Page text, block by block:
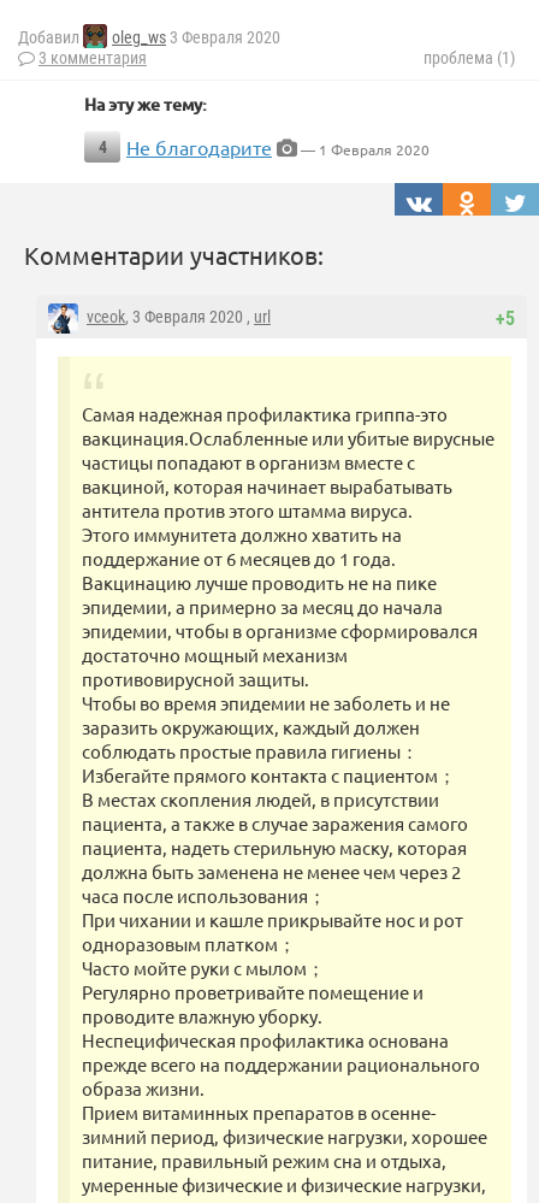
Добавил oleg_ws 3 Февраля 2020
3 комментария
проблема (1)
На эту же тему:
4 Не благодарите — 1 Февраля 2020
Комментарии участников:
+5
vceok, 3 Февраля 2020 , url
Самая надежная профилактика гриппа-это
вакцинация.Ослабленные или убитые вирусные
частицы попадают в организм вместе с
вакциной, которая начинает вырабатывать
антитела против этого штамма вируса.
Этого иммунитета должно хватить на
поддержание от 6 месяцев до 1 года.
Вакцинацию лучше проводить не на пике
эпидемии, а примерно за месяц до начала
эпидемии, чтобы в организме сформировался
достаточно мощный механизм
противовирусной защиты.
Чтобы во время эпидемии не заболеть и не
заразить окружающих, каждый должен
соблюдать простые правила гигиены：
Избегайте прямого контакта с пациентом；
В местах скопления людей, в присутствии
пациента, а также в случае заражения самого
пациента, надеть стерильную маску, которая
должна быть заменена не менее чем через 2
часа после использования；
При чихании и кашле прикрывайте нос и рот
одноразовым платком；
Часто мойте руки с мылом；
Регулярно проветривайте помещение и
проводите влажную уборку.
Неспецифическая профилактика основана
прежде всего на поддержании рационального
образа жизни.
Прием витаминных препаратов в осенне-
зимний период, физические нагрузки, хорошее
питание, правильный режим сна и отдыха,
умеренные физические и физические нагрузки,